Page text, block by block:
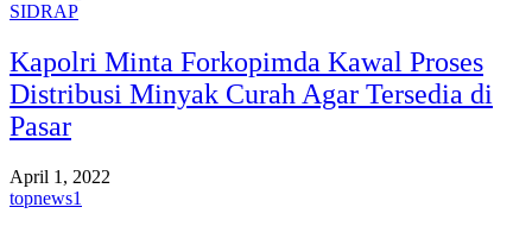
SIDRAP
Kapolri Minta Forkopimda Kawal Proses
Distribusi Minyak Curah Agar Tersedia di
Pasar
April 1, 2022
topnews1